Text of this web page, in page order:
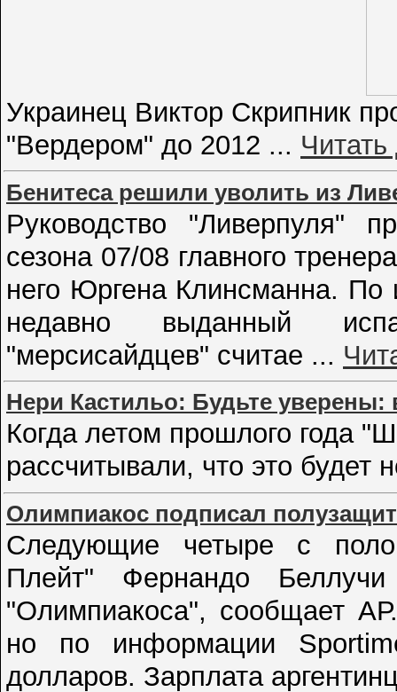
Украинец Виктор Скрипник
"Вердером" до 2012 ...
Бенитеса решили уволить из
Руководство "Ливерпуля"
сезона 07/08 главного
него Юргена Клинсманна.
недавно выданный
"мерсисайдцев" считае ...
Нери Кастильо: Будьте уверены:
Когда летом прошлого года
рассчитывали, что это будет
Олимпиакос подписал
Следующие четыре с
Плейт" Фернандо Беллучи
"Олимпиакоса", сообщает
но по информации
долларов. Зарплата